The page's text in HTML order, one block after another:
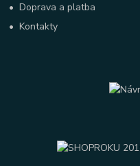
•Doprava a platba
•Kontakty